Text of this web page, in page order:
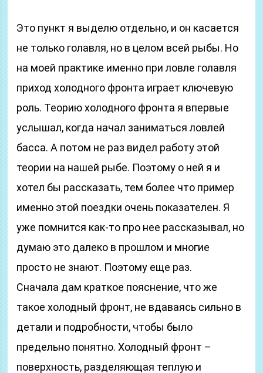
Это пункт я выделю отдельно, и он касается
не только голавля, но в целом всей рыбы. Но
на моей практике именно при ловле голавля
приход холодного фронта играет ключевую
роль. Теорию холодного фронта я впервые
услышал, когда начал заниматься ловлей
басса. А потом не раз видел работу этой
теории на нашей рыбе. Поэтому о ней я и
хотел бы рассказать, тем более что пример
именно этой поездки очень показателен. Я
уже помнится как-то про нее рассказывал, но
думаю это далеко в прошлом и многие
просто не знают. Поэтому еще раз.
Сначала дам краткое пояснение, что же
такое холодный фронт, не вдаваясь сильно в
детали и подробности, чтобы было
предельно понятно. Холодный фронт –
поверхность, разделяющая теплую и